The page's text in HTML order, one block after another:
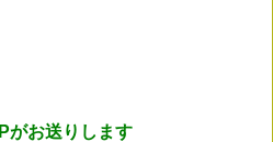
がお送りします